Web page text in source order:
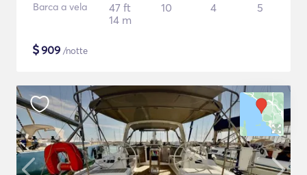
Barca a vela
47 ft
14 m
10 4 5
$909 /notte